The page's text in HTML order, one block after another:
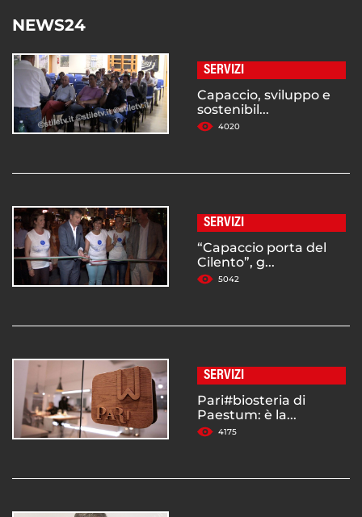
NEWS24
SERVIZI
Capaccio, sviluppo e
sostenibil...
4020
SERVIZI
“Capaccio porta del
Cilento”, g...
5042
SERVIZI
Pari#biosteria di
Paestum: è la...
4175